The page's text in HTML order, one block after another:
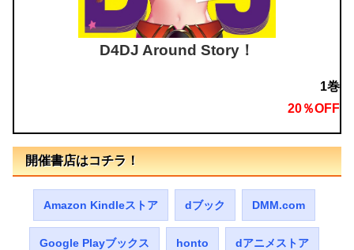
D4DJ Around Story！
1巻
20％OFF
開催書店はコチラ！
Amazon Kindleストア dブック DMM.com
Google Playブックス honto dアニメストア